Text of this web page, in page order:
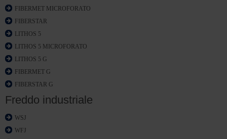
FIBERMET MICROFORATO
FIBERSTAR
LITHOS 5
LITHOS 5 MICROFORATO
LITHOS 5 G
FIBERMET G
FIBERSTAR G
Freddo industriale
WSJ
WFJ